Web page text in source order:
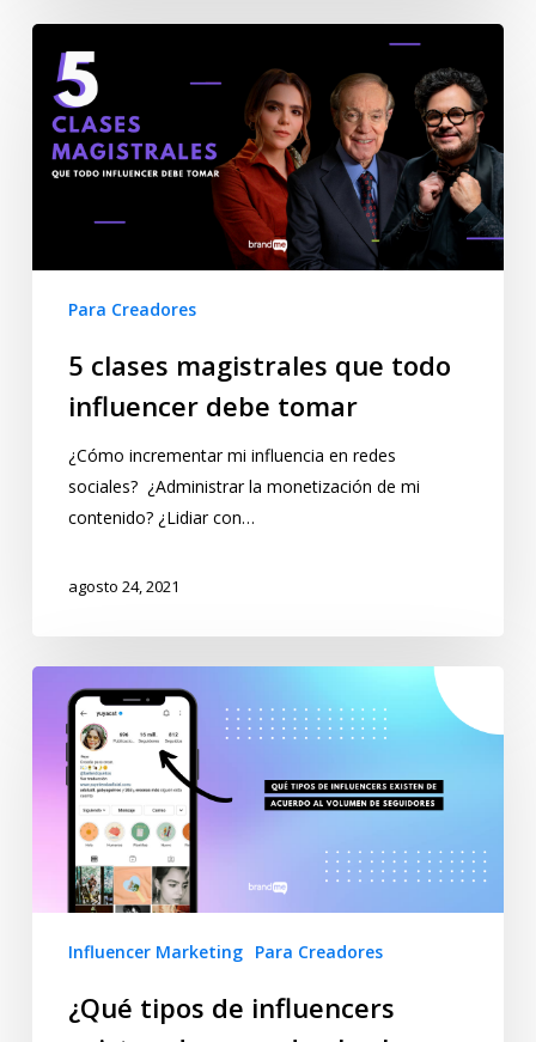
Para Creadores
5 clases magistrales que todo
influencer debe tomar
¿Cómo incrementar mi influencia en redes
sociales? ¿Administrar la monetización de mi
contenido? ¿Lidiar con…
agosto 24, 2021
Influencer Marketing Para Creadores
¿Qué tipos de influencers